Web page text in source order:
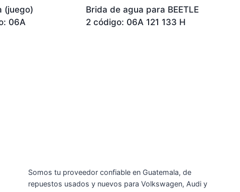
(juego)
06A
Brida de agua para BEETLE
2 código: 06A 121 133 H
Somos tu proveedor confiable en Guatemala, de
repuestos usados y nuevos para Volkswagen, Audi y